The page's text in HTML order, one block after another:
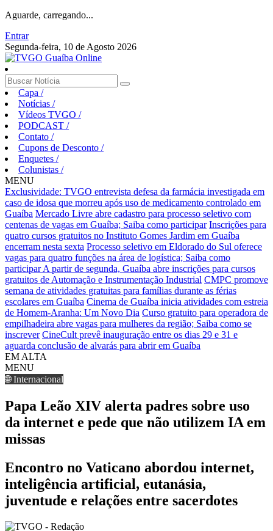
Aguarde, carregando...
Entrar
Segunda-feira, 10 de Agosto 2026
Capa /
Notícias /
Vídeos TVGO /
PODCAST /
Contato /
Cupons de Desconto /
Enquetes /
Colunistas /
MENU
Exclusividade: TVGO entrevista defesa da farmácia investigada em
caso de idosa que morreu após uso de medicamento controlado em
Guaíba Mercado Livre abre cadastro para processo seletivo com
centenas de vagas em Guaíba; Saiba como participar Inscrições para
quatro cursos gratuitos no Instituto Gomes Jardim em Guaíba
encerram nesta sexta Processo seletivo em Eldorado do Sul oferece
vagas para quatro funções na área de logística; Saiba como
participarA partir de segunda, Guaíba abre inscrições para cursos
gratuitos de Automação e Instrumentação Industrial CMPC promove
semana de atividades gratuitas para famílias durante as férias
escolares em Guaíba Cinema de Guaíba inicia atividades com estreia
de Homem-Aranha: Um Novo Dia Curso gratuito para operadora de
empilhadeira abre vagas para mulheres da região; Saiba como se
inscrever CineCult prevê inauguração entre os dias 29 e 31 e
aguarda conclusão de alvarás para abrir em Guaíba
EM ALTA
MENU
🌐 Internacional
Papa Leão XIV alerta padres sobre uso
da internet e pede que não utilizem IA em
missas
Encontro no Vaticano abordou internet,
inteligência artificial, eutanásia,
juventude e relações entre sacerdotes